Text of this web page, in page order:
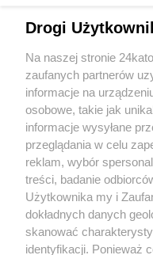
Wydawca mediów
Nie zapomnij
zapoznać się z:
polityką
Twojemiasto
Piekary Śląskie
Chorzów
Tarnowskie Góry
Drogi
Na naszej stronie
zaufanych partnerów
informacje na
osobowe, takie jak
informacje wysyłane
przeglądania w celu
reklam, wybór
treści, badanie
Użytkownika my i
dokładnych danych
skanować
identyfikacji. Ponieważ